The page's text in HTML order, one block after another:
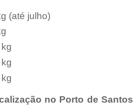
(até julho)
no Porto de Santos